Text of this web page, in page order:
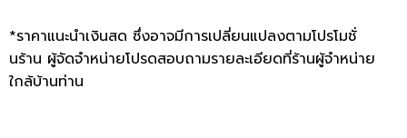
*ราคาแนะนำเงินสด ซึ่งอาจมีการเปลี่ยนแปลงตามโปรโมชั่
นร้าน ผู้จัดจำหน่ายโปรดสอบถามรายละเอียดที่ร้านผู้จำหน่าย
ใกล้บ้านท่าน